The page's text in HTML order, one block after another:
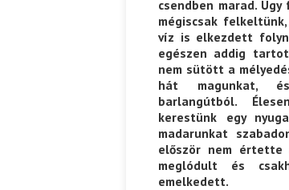
csendben marad.
mégiscsak
víz is elkezdett
egészen addig
nem sütött a
hát magunkat,
barlangútból.
kerestünk egy
madarunkat
először nem
meglódult és
emelkedett.